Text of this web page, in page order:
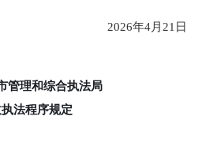
2026年4月21日
管理和综合执法局
执法程序规定